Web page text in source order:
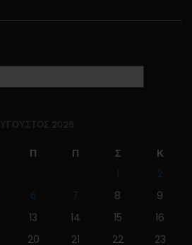
2026
Π Π Σ
Κ
1
2
6 7 8
9
13 14 15
16
20 21 22 23